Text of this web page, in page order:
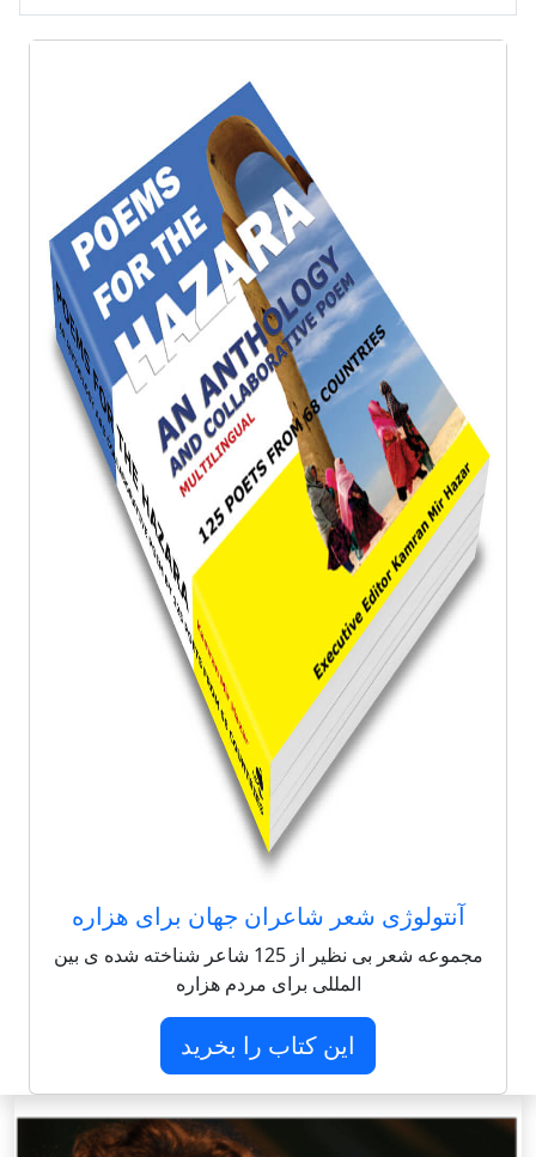
آنتولوژی شعر شاعران جهان برای هزاره
مجموعه شعر بی نظیر از 125 شاعر شناخته شده ی بین
المللی برای مردم هزاره
این کتاب را بخرید